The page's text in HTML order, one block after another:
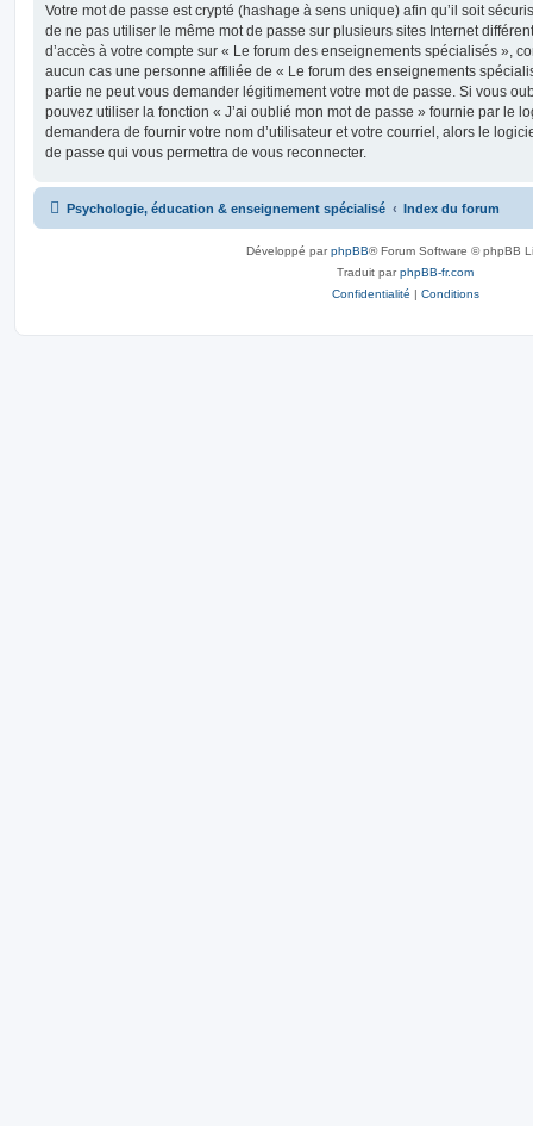
Votre mot de passe est crypté (hashage à sens unique) afin qu’il soit
de ne pas utiliser le même mot de passe sur plusieurs sites Internet
d’accès à votre compte sur « Le forum des enseignements spécialisés »,
aucun cas une personne affiliée de « Le forum des enseignements
partie ne peut vous demander légitimement votre mot de passe. Si vous
pouvez utiliser la fonction « J’ai oublié mon mot de passe » fournie par le
demandera de fournir votre nom d’utilisateur et votre courriel, alors le
de passe qui vous permettra de vous reconnecter.
Psychologie, éducation & enseignement spécialisé Index du forum
Développé parphpBB® Forum Software © phpBB
Traduit parphpBB-fr.com
Confidentialité | Conditions